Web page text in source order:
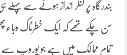
بندرگاہ پر لنگر انداز ہونے سے پہلے
سن چکے تھے کہ ایک خطرناک
تمام ممالک میں ہے جو یوروپ سے